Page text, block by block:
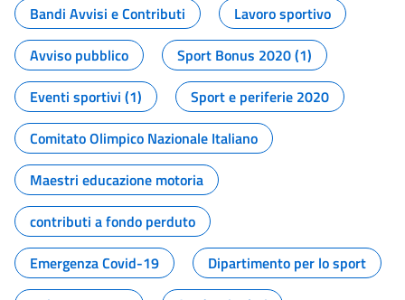
Bandi Avvisi e Contributi
Lavoro sportivo
Avviso pubblico
Sport Bonus 2020 (1)
Eventi sportivi (1)
Sport e periferie 2020
Comitato Olimpico Nazionale Italiano
Maestri educazione motoria
contributi a fondo perduto
Emergenza Covid-19
Dipartimento per lo sport